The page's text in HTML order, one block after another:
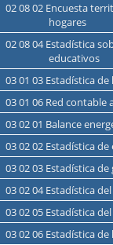
02 08 02 Encuesta territorial sobre equipamiento y uso de TIC en los
hogares
02 08 04 Estadística sobre equipamiento y uso de TIC en los centros
educativos
03 01 03 Estadística
03 01 06 Red contable
03 02 01 Balance
03 02 02 Estadística
03 02 03 Estadística
03 02 04 Estadística
03 02 05 Estadística
03 02 06 Estadística